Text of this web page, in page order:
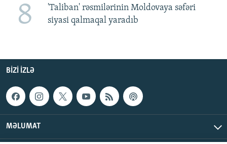
8
'Taliban' rəsmilərinin Moldovaya səfəri
siyasi qalmaqal yaradıb
BIZI IZLƏ
MƏLUMAT